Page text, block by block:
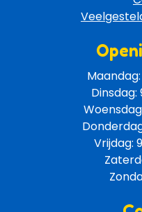
Dinsdag:
Vrijdag: